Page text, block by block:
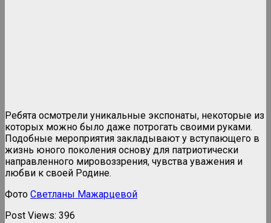
Ребята осмотрели уникальные экспонаты, некоторые из
которых можно было даже потрогать своими руками.
Подобные мероприятия закладывают у вступающего в
жизнь юного поколения основу для патриотически
направленного мировоззрения, чувства уважения и
любви к своей Родине.
Фото Светланы Мажарцевой
Post Views: 396